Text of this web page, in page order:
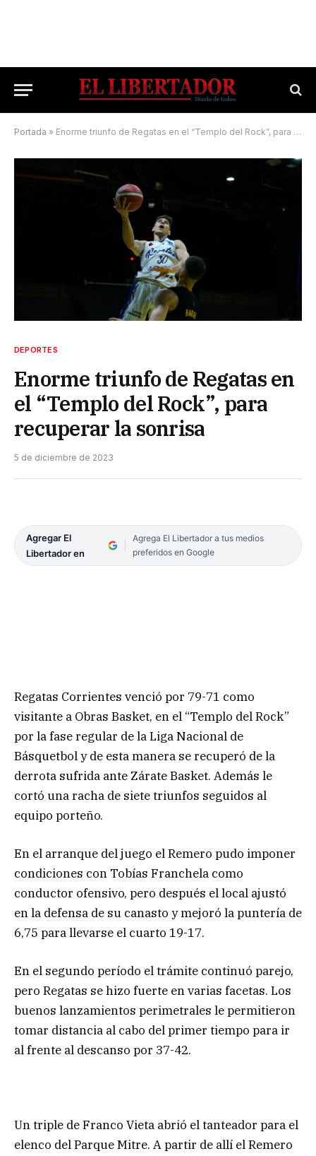
Portada » Enorme triunfo de Regatas en el “Templo del Rock”, para recuperar la sonrisa
DEPORTES
Enorme triunfo de Regatas en
el “Templo del Rock”, para
recuperar la sonrisa
5 de diciembre de 2023
Agregar El
Libertador en
Agrega El Libertador a tus medios
preferidos en Google
Regatas Corrientes venció por 79-71 como
visitante a Obras Basket, en el “Templo del Rock”
por la fase regular de la Liga Nacional de
Básquetbol y de esta manera se recuperó de la
derrota sufrida ante Zárate Basket. Además le
cortó una racha de siete triunfos seguidos al
equipo porteño.
En el arranque del juego el Remero pudo imponer
condiciones con Tobías Franchela como
conductor ofensivo, pero después el local ajustó
en la defensa de su canasto y mejoró la puntería de
6,75 para llevarse el cuarto 19-17.
En el segundo período el trámite continuó parejo,
pero Regatas se hizo fuerte en varias facetas. Los
buenos lanzamientos perimetrales le permitieron
tomar distancia al cabo del primer tiempo para ir
al frente al descanso por 37-42.
Un triple de Franco Vieta abrió el tanteador para el
elenco del Parque Mitre. A partir de allí el Remero